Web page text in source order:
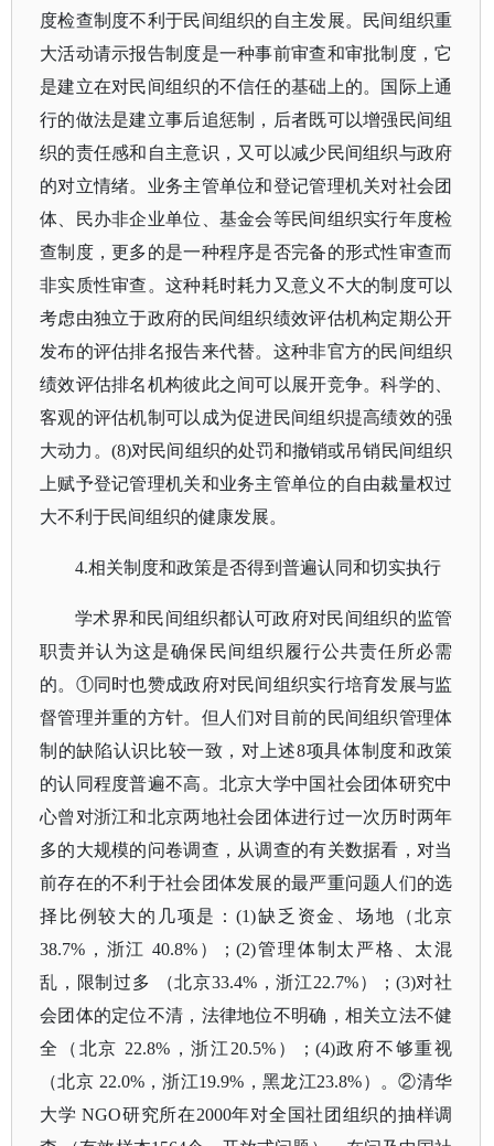
度检查制度不利于民间组织的自主发展。民间组织重
大活动请示报告制度是一种事前审查和审批制度，它
是建立在对民间组织的不信任的基础上的。国际上通
行的做法是建立事后追惩制，后者既可以增强民间组
织的责任感和自主意识，又可以减少民间组织与政府
的对立情绪。业务主管单位和登记管理机关对社会团
体、民办非企业单位、基金会等民间组织实行年度检
查制度，更多的是一种程序是否完备的形式性审查而
非实质性审查。这种耗时耗力又意义不大的制度可以
考虑由独立于政府的民间组织绩效评估机构定期公开
发布的评估排名报告来代替。这种非官方的民间组织
绩效评估排名机构彼此之间可以展开竞争。科学的、
客观的评估机制可以成为促进民间组织提高绩效的强
大动力。(8)对民间组织的处罚和撤销或吊销民间组织
上赋予登记管理机关和业务主管单位的自由裁量权过
大不利于民间组织的健康发展。
4.相关制度和政策是否得到普遍认同和切实执行
学术界和民间组织都认可政府对民间组织的监管
职责并认为这是确保民间组织履行公共责任所必需
的。 ①同时也赞成政府对民间组织实行培育发展与监
督管理并重的方针。但人们对目前的民间组织管理体
制的缺陷认识比较一致，对上述8项具体制度和政策
的认同程度普遍不高。北京大学中国社会团体研究中
心曾对浙江和北京两地社会团体进行过一次历时两年
多的大规模的问卷调查，从调查的有关数据看，对当
前存在的不利于社会团体发展的最严重问题人们的选
择比例较大的几项是：(1)缺乏资金、场地（北京
38.7%，浙江 40.8%）；(2)管理体制太严格、太混
乱，限制过多 （北京33.4%，浙江22.7%）；(3)对社
会团体的定位不清，法律地位不明确，相关立法不健
全（北京 22.8%，浙江20.5%）；(4)政府不够重视
（北京 22.0%，浙江19.9%，黑龙江23.8%）。②清华
大学 NGO研究所在2000年对全国社团组织的抽样调